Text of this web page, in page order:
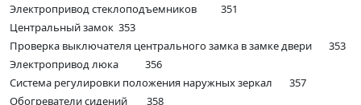
Электропривод стеклоподъемников 351
Центральный замок 353
Проверка выключателя центрального замка в замке двери 353
Электропривод люка 356
Система регулировки положения наружных зеркал 357
Обогреватели сидений 358